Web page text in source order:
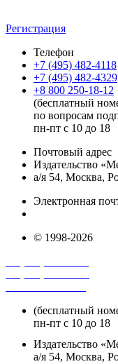
Регистрация
Телефон
+7 (495) 482-4118
+7 (495) 482-4329
+8 800 250-18-12
(бесплатный
по вопросам
пн-пт с 10 до 18
Почтовый адрес
Издательство
а/я 54, Москва,
Электронная
© 1998-2026
(бесплатный
пн-пт с 10 до 18
Издательство
а/я 54, Москва,